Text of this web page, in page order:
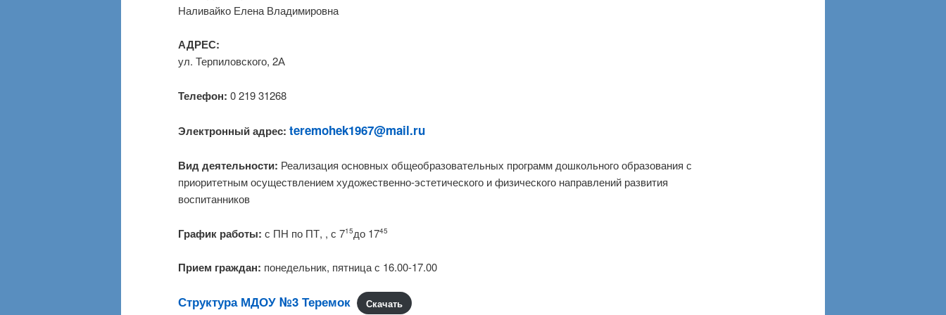
Наливайко Елена Владимировна
АДРЕС:
ул. Терпиловского, 2А
Телефон: 0 219 31268
Электронный адрес: teremohek1967@mail.ru
Вид деятельности: Реализация основных общеобразовательных программ дошкольного образования с
приоритетным осуществлением художественно-эстетического и физического направлений развития
воспитанников
График работы: с ПН по ПТ, , с 715до 1745
Прием граждан: понедельник, пятница с 16.00-17.00
Структура МДОУ №3 Теремок Скачать